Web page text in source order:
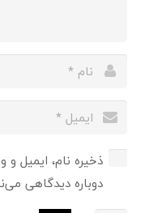
ذخیره نام، ایمیل
دوباره دیدگاهی